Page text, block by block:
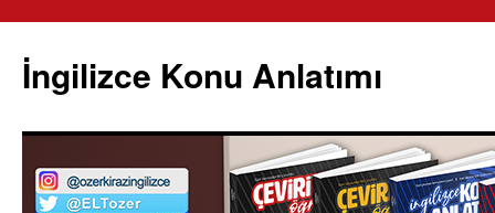
İngilizce Konu Anlatımı